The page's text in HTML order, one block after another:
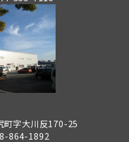
町字大川反170-25
864-1892